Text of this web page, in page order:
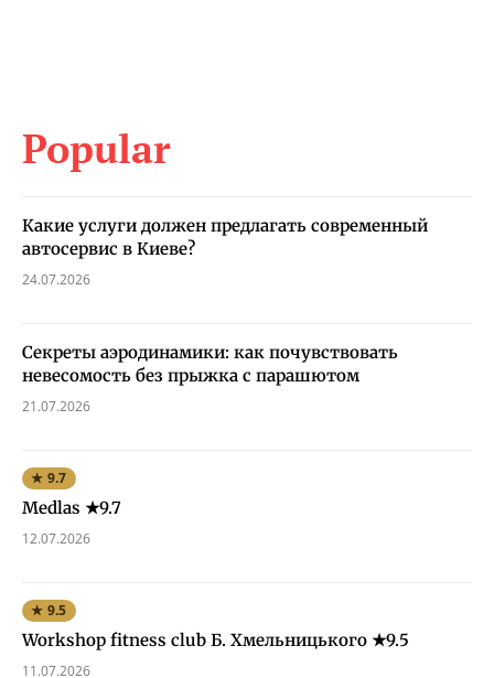
Popular
Какие услуги должен предлагать современный
автосервис в Киеве?
24.07.2026
Секреты аэродинамики: как почувствовать
невесомость без прыжка с парашютом
21.07.2026
★ 9.7
Medlas ★9.7
12.07.2026
★ 9.5
Workshop fitness club Б. Хмельницького ★9.5
11.07.2026